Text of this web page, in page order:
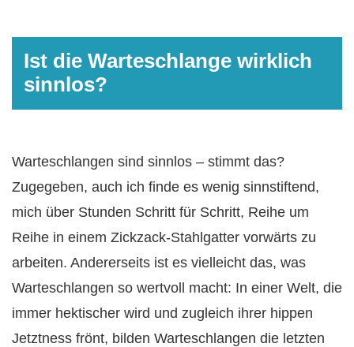
Ist die Warteschlange wirklich
sinnlos?
Warteschlangen sind sinnlos – stimmt das?
Zugegeben, auch ich finde es wenig sinnstiftend,
mich über Stunden Schritt für Schritt, Reihe um
Reihe in einem Zickzack-Stahlgatter vorwärts zu
arbeiten. Andererseits ist es vielleicht das, was
Warteschlangen so wertvoll macht: In einer Welt, die
immer hektischer wird und zugleich ihrer hippen
Jetztness frönt, bilden Warteschlangen die letzten